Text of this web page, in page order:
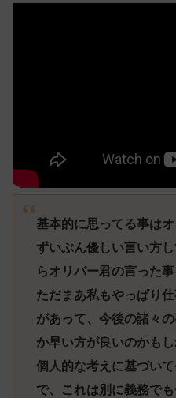
基本的に思ってる事は
ずいぶん優しい言い方
らオリバー君の言った
ただまあ私もやっぱり
があって、今後の諸々
か早い方が良いのかも
個人的な考えに基づい
で、これは別に義務で